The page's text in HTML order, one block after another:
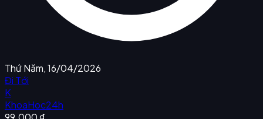
Thứ Năm, 16/04/2026
Đi Tới
K
KhoaHoc24h